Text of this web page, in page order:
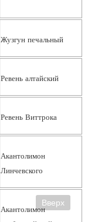
Жузгун печальный
Ревень алтайский
Ревень Виттрока
Акантолимон
Линчевского
Акантолимон
Вверх